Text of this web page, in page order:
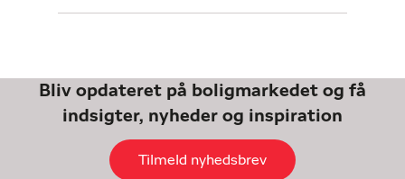
Bliv opdateret på boligmarkedet og få
indsigter, nyheder og inspiration
Tilmeld nyhedsbrev